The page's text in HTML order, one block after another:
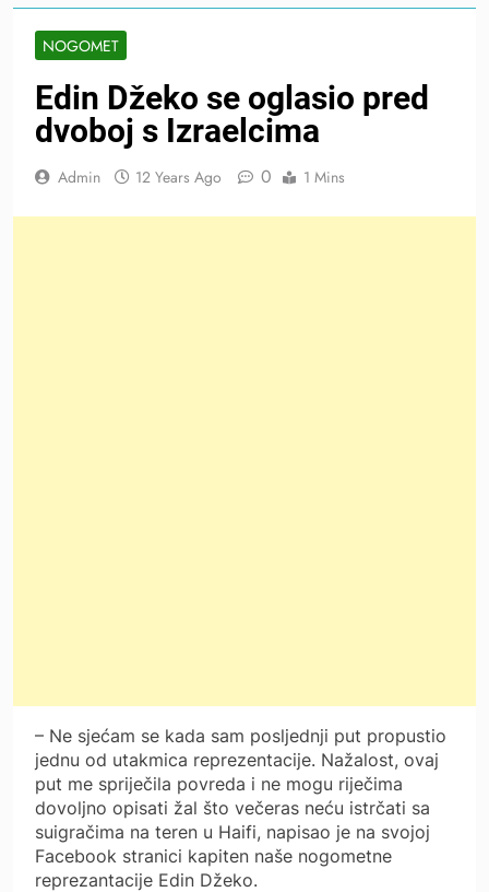
NOGOMET
Edin Džeko se oglasio pred
dvoboj s Izraelcima
Admin 12 Years Ago 0 1 Mins
– Ne sjećam se kada sam posljednji put propustio
jednu od utakmica reprezentacije. Nažalost, ovaj
put me spriječila povreda i ne mogu riječima
dovoljno opisati žal što večeras neću istrčati sa
suigračima na teren u Haifi, napisao je na svojoj
Facebook stranici kapiten naše nogometne
reprezantacije Edin Džeko.